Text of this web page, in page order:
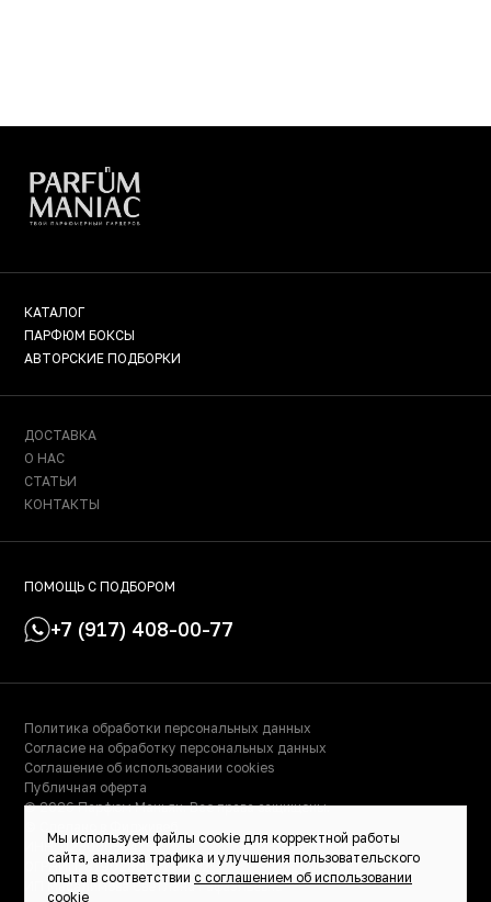
КАТАЛОГ
ПАРФЮМ БОКСЫ
АВТОРСКИЕ ПОДБОРКИ
ДОСТАВКА
О НАС
СТАТЬИ
КОНТАКТЫ
ПОМОЩЬ С ПОДБОРОМ
+7 (917) 408-00-77
Политика обработки персональных данных
Согласие на обработку персональных данных
Соглашение об использовании cookies
Публичная оферта
© 2026 Парфюм Маньяк. Все права защищены.
ИНН: 023000504158
ОГРНИП: 319028000115522
ИП Масалимова Светлана Рафаэльевна
Мы используем файлы cookie для корректной работы
сайта, анализа трафика и улучшения пользовательского
опыта в соответствии с соглашением об использовании
cookie